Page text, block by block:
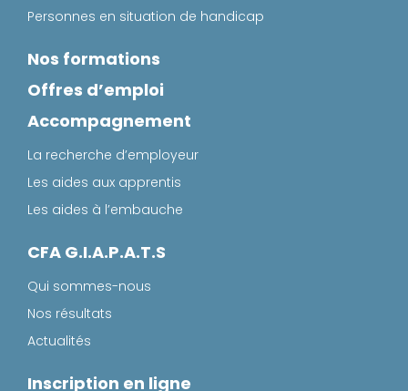
Personnes en situation de handicap
Nos formations
Offres d’emploi
Accompagnement
La recherche d’employeur
Les aides aux apprentis
Les aides à l’embauche
CFA G.I.A.P.A.T.S
Qui sommes-nous
Nos résultats
Actualités
Inscription en ligne